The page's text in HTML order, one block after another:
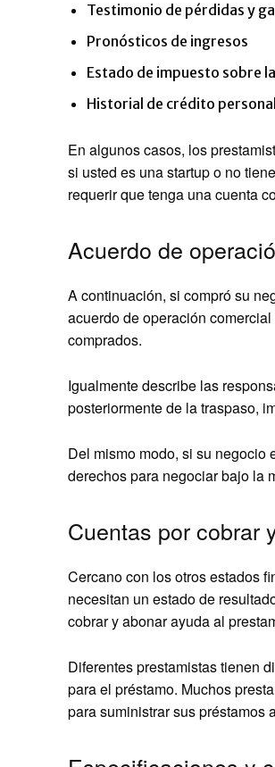
Testimonio de pérdidas y
Pronósticos de ingresos
Estado de impuesto sobre
Historial de crédito
En algunos casos, los
si usted es una startup o no
requerir que tenga una cuenta
Acuerdo de
A continuación, si compró su
acuerdo de operación
comprados.
Igualmente describe las
posteriormente de la traspaso,
Del mismo modo, si su negocio
derechos para negociar bajo la
Cuentas por cobrar
Cercano con los otros estados
necesitan un estado de
cobrar y abonar ayuda al
Diferentes prestamistas tienen
para el préstamo. Muchos
para suministrar sus préstamos